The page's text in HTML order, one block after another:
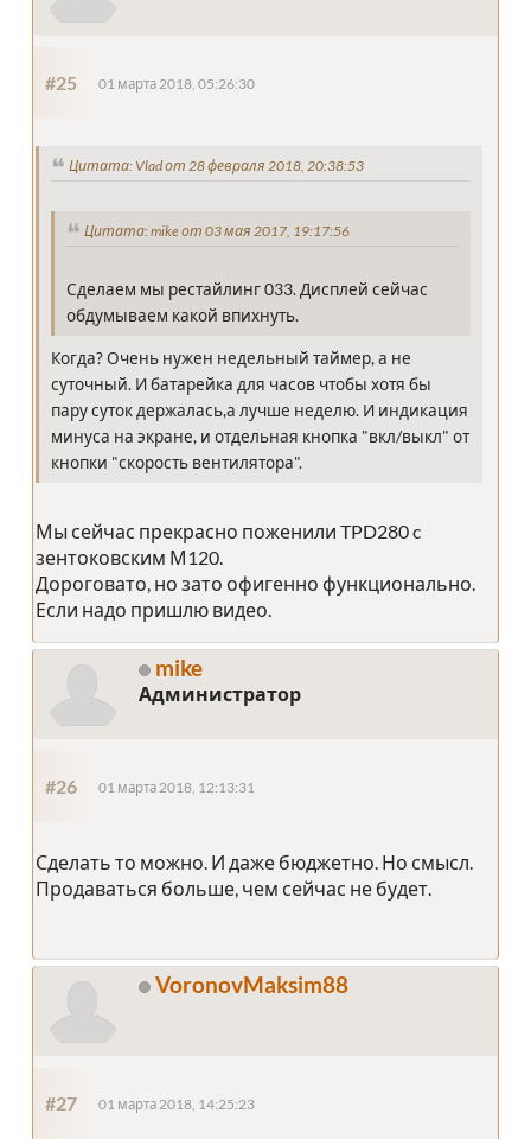
#25 01 марта 2018, 05:26:30
Цитата: Vlad от 28 февраля 2018, 20:38:53
Цитата: mike от 03 мая 2017, 19:17:56
Сделаем мы рестайлинг 033. Дисплей сейчас
обдумываем какой впихнуть.
Когда? Очень нужен недельный таймер, а не
суточный. И батарейка для часов чтобы хотя бы
пару суток держалась,а лучше неделю. И индикация
минуса на экране, и отдельная кнопка "вкл/выкл" от
кнопки "скорость вентилятора".
Мы сейчас прекрасно поженили TPD280 c
зентоковским М120.
Дороговато, но зато офигенно функционально.
Если надо пришлю видео.
mike
Администратор
#26 01 марта 2018, 12:13:31
Сделать то можно. И даже бюджетно. Но смысл.
Продаваться больше, чем сейчас не будет.
VoronovMaksim88
#27 01 марта 2018, 14:25:23